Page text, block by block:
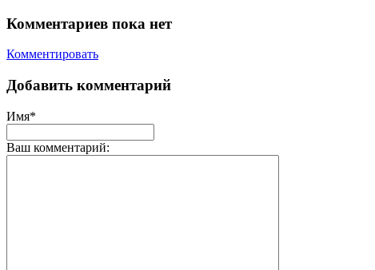
Комментариев пока нет
Комментировать
Добавить комментарий
Имя*
Ваш комментарий: